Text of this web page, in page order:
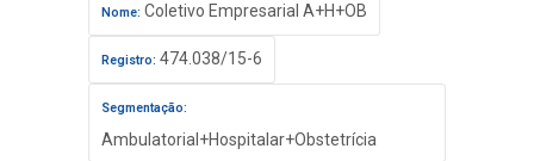
Nome: Coletivo Empresarial A+H+OB
Registro: 474.038/15-6
Segmentação:
Ambulatorial+Hospitalar+Obstetrícia